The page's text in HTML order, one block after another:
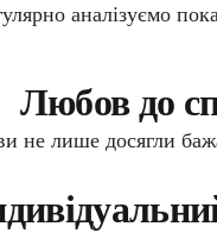
аналізуємо
Любов до
лише досягли